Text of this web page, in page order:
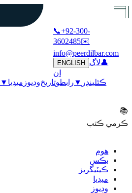
📞+92-300-
3602485✉️
info@peerdilbar.com
ENGLISH 👤لاگ
ان
ميڊيا ▼ وڊيوزتاريخرابطو ڪئلينڊر ▼
📚
ڪرمي ڪتب
هوم
بڪس
ڪيٽيگريز
ميڊيا
وڊيوز